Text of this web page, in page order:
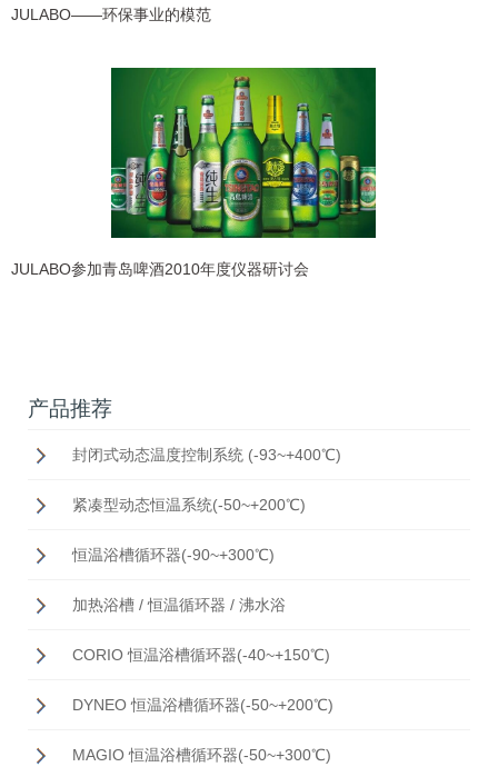
JULABO——环保事业的模范
JULABO参加青岛啤酒2010年度仪器研讨会
产品推荐
封闭式动态温度控制系统 (-93~+400℃)
紧凑型动态恒温系统(-50~+200℃)
恒温浴槽循环器(-90~+300℃)
加热浴槽 / 恒温循环器 / 沸水浴
CORIO 恒温浴槽循环器(-40~+150℃)
DYNEO 恒温浴槽循环器(-50~+200℃)
MAGIO 恒温浴槽循环器(-50~+300℃)